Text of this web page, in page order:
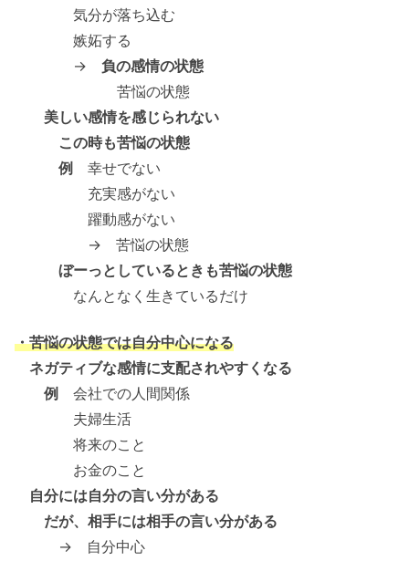
気分が落ち込む
嫉妬する
→ 負の感情の状態
苦悩の状態
美しい感情を感じられない
この時も苦悩の状態
例
幸せでない
充実感がない
躍動感がない
→ 苦悩の状態
ぼーっとしているときも苦悩の状態
なんとなく生きているだけ
・苦悩の状態では自分中心になる
ネガティブな感情に支配されやすくなる
例 会社での人間関係
夫婦生活
将来のこと
お金のこと
自分には自分の言い分がある
だが、相手には相手の言い分がある
→ 自分中心